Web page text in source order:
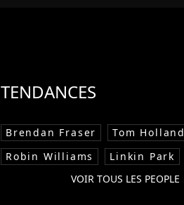
TENDANCES
Brendan Fraser
Tom Holland
Robin Williams
Linkin Park
VOIR TOUS LES PEOPLE